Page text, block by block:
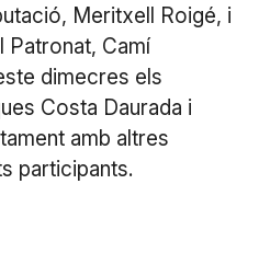
Meritxell Roigé, i
Patronat, Camí
dimecres els
Costa Daurada i
amb altres
participants.